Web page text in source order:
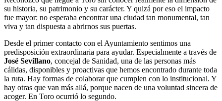
su historia, su patrimonio y su carácter. Y quizá por eso el impacto
fue mayor: no esperaba encontrar una ciudad tan monumental, tan
viva y tan dispuesta a abrirnos sus puertas.
Desde el primer contacto con el Ayuntamiento sentimos una
predisposición extraordinaria para ayudar. Especialmente a través de
José Sevillano, concejal de Sanidad, una de las personas más
cálidas, disponibles y proactivas que hemos encontrado durante toda
la ruta. Hay formas de colaborar que cumplen con lo institucional. Y
hay otras que van más allá, porque nacen de una voluntad sincera de
acoger. En Toro ocurrió lo segundo.